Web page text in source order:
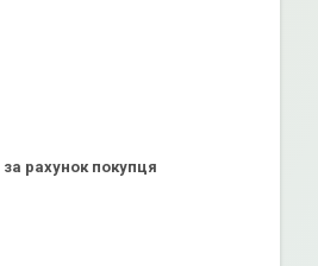
за рахунок покупця